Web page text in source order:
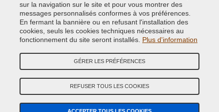
Copyright © 2014 - 2026. All Rights Reserved.
Credits:E-COMIT
Suivez nous sur nos réseaux sociaux
sur la navigation sur le site et pour vous montrer des
messages personnalisés conformes à vos préférences.
En fermant la bannière ou en refusant l'installation des
cookies, seuls les cookies techniques nécessaires au
fonctionnement du site seront installés. Plus d'information
GÉRER LES PRÉFÉRENCES
REFUSER TOUS LES COOKIES